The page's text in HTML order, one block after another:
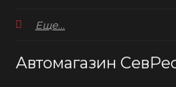
Еще...
Автомагазин